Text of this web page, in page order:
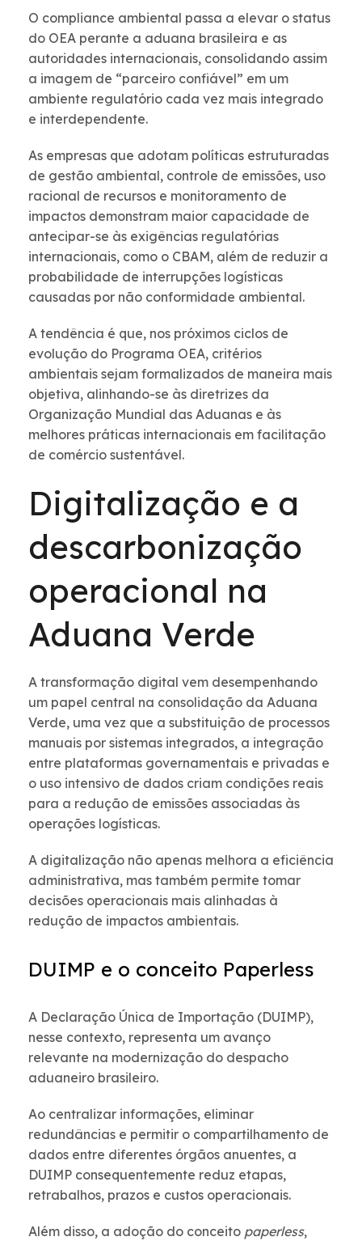
O compliance ambiental passa a elevar o status
do OEA perante a aduana brasileira e as
autoridades internacionais, consolidando assim
a imagem de “parceiro confiável” em um
ambiente regulatório cada vez mais integrado
e interdependente.
As empresas que adotam políticas estruturadas
de gestão ambiental, controle de emissões, uso
racional de recursos e monitoramento de
impactos demonstram maior capacidade de
antecipar-se às exigências regulatórias
internacionais, como o CBAM, além de reduzir a
probabilidade de interrupções logísticas
causadas por não conformidade ambiental.
A tendência é que, nos próximos ciclos de
evolução do Programa OEA, critérios
ambientais sejam formalizados de maneira mais
objetiva, alinhando-se às diretrizes da
Organização Mundial das Aduanas e às
melhores práticas internacionais em facilitação
de comércio sustentável.
Digitalização e a
descarbonização
operacional na
Aduana Verde
A transformação digital vem desempenhando
um papel central na consolidação da Aduana
Verde, uma vez que a substituição de processos
manuais por sistemas integrados, a integração
entre plataformas governamentais e privadas e
o uso intensivo de dados criam condições reais
para a redução de emissões associadas às
operações logísticas.
A digitalização não apenas melhora a eficiência
administrativa, mas também permite tomar
decisões operacionais mais alinhadas à
redução de impactos ambientais.
DUIMP e o conceito Paperless
A Declaração Única de Importação (DUIMP),
nesse contexto, representa um avanço
relevante na modernização do despacho
aduaneiro brasileiro.
Ao centralizar informações, eliminar
redundâncias e permitir o compartilhamento de
dados entre diferentes órgãos anuentes, a
DUIMP consequentemente reduz etapas,
retrabalhos, prazos e custos operacionais.
Além disso, a adoção do conceito paperless,